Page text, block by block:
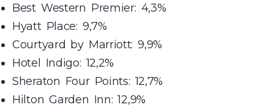
Best Western Premier: 4,3%
Hyatt Place: 9,7%
Courtyard by Marriott: 9,9%
Hotel Indigo: 12,2%
Sheraton Four Points: 12,7%
Hilton Garden Inn: 12,9%